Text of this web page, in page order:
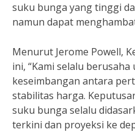
suku bunga yang tinggi
namun dapat
Menurut Jerome Powell,
ini, “Kami selalu
keseimbangan antara
stabilitas harga.
suku bunga selalu
terkini dan proyeksi ke